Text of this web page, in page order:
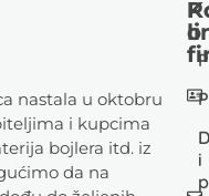
nastala u oktobru
i kupcima
bojlera itd. iz
da na
i
o